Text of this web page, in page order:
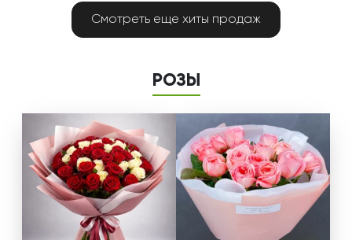
Смотреть еще хиты продаж
РОЗЫ